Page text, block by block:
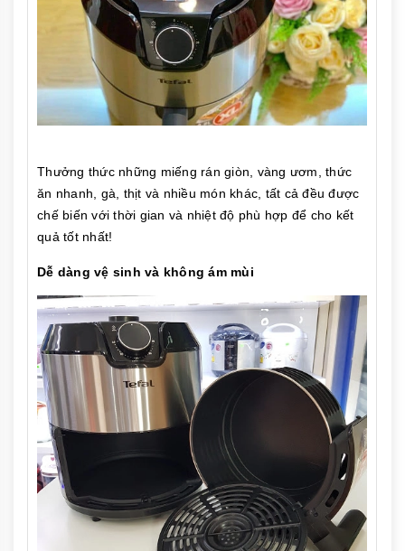
Thưởng thức những miếng rán giòn, vàng ươm, thức
ăn nhanh, gà, thịt và nhiều món khác, tất cả đều được
chế biến với thời gian và nhiệt độ phù hợp để cho kết
quả tốt nhất!
Dễ dàng vệ sinh và không ám mùi